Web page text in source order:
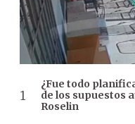
¿Fue todo
de los supuestos
Roselin